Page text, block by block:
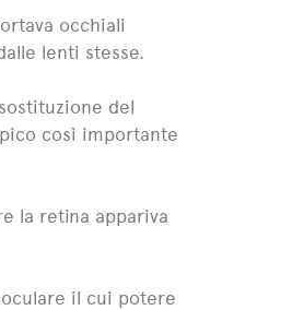
occhiali
lenti stesse.
del
così importante
la retina appariva
il cui potere